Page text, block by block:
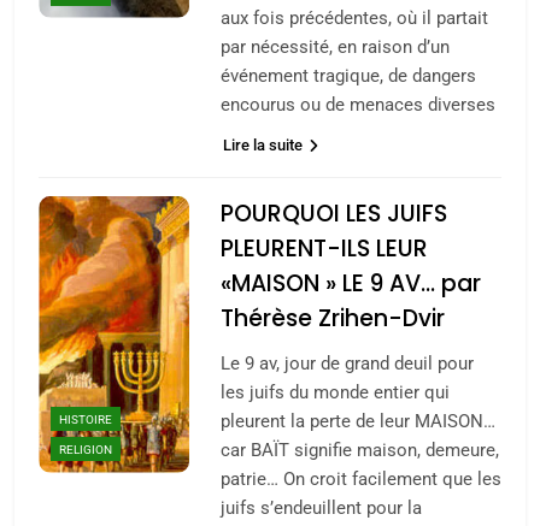
aux fois précédentes, où il partait
par nécessité, en raison d’un
événement tragique, de dangers
encourus ou de menaces diverses
Lire la suite
HISTOIRE
RELIGION
POURQUOI LES JUIFS
PLEURENT-ILS LEUR
«MAISON » LE 9 AV… par
Thérèse Zrihen-Dvir
Le 9 av, jour de grand deuil pour
les juifs du monde entier qui
pleurent la perte de leur MAISON…
car BAÏT signifie maison, demeure,
patrie… On croit facilement que les
juifs s’endeuillent pour la